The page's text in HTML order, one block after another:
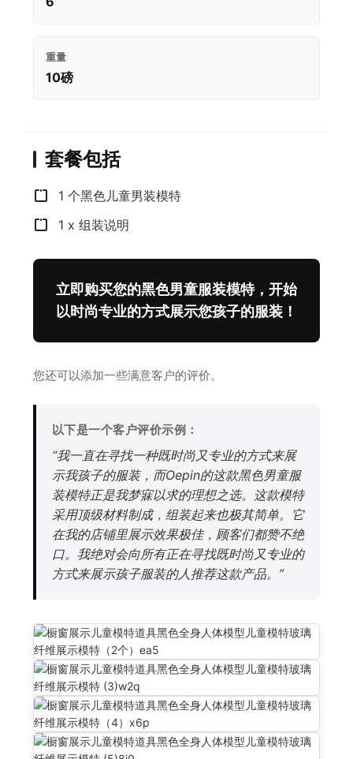
重量
10磅
套餐包括
1 个黑色儿童男装模特
1 x 组装说明
立即购买您的黑色男童服装模特，开始
以时尚专业的方式展示您孩子的服装！
您还可以添加一些满意客户的评价。
以下是一个客户评价示例：
“我一直在寻找一种既时尚又专业的方式来展
示我孩子的服装，而Oepin的这款黑色男童服
装模特正是我梦寐以求的理想之选。这款模特
采用顶级材料制成，组装起来也极其简单。它
在我的店铺里展示效果极佳，顾客们都赞不绝
口。我绝对会向所有正在寻找既时尚又专业的
方式来展示孩子服装的人推荐这款产品。”